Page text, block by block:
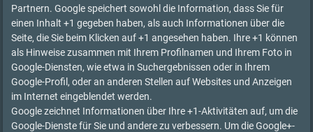
Partnern. Google speichert sowohl die Information, dass Sie für
einen Inhalt +1 gegeben haben, als auch Informationen über die
Seite, die Sie beim Klicken auf +1 angesehen haben. Ihre +1 können
als Hinweise zusammen mit Ihrem Profilnamen und Ihrem Foto in
Google-Diensten, wie etwa in Suchergebnissen oder in Ihrem
Google-Profil, oder an anderen Stellen auf Websites und Anzeigen
im Internet eingeblendet werden.
Google zeichnet Informationen über Ihre +1-Aktivitäten auf, um die
Google-Dienste für Sie und andere zu verbessern. Um die Google+-